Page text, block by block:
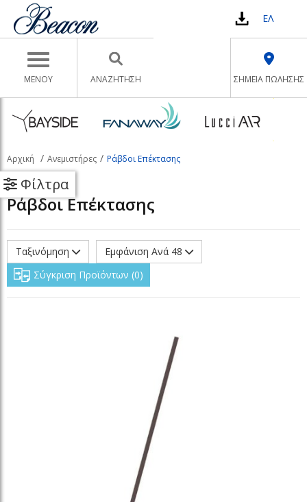
Toggle navigation
ΜΕΝΟΥ
ΕΛ
ΣΗΜΕΙΑ ΠΩΛΗΣΗΣ
ΑΝΑΖΉΤΗΣΗ
Αρχική Ανεμιστήρες Ράβδοι Επέκτασης
Φίλτρα
Ράβδοι Επέκτασης
Ταξινόμηση
Εμφάνιση Ανά 48
Σύγκριση Προϊόντων 0